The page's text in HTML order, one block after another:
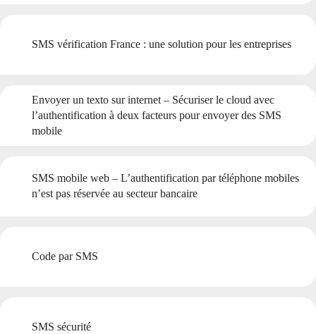
SMS vérification France : une solution pour les entreprises
Envoyer un texto sur internet – Sécuriser le cloud avec
l’authentification à deux facteurs pour envoyer des SMS
mobile
SMS mobile web – L’authentification par téléphone mobiles
n’est pas réservée au secteur bancaire
Code par SMS
SMS sécurité